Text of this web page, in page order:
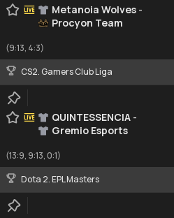
Metanoia Wolves -
Procyon Team
(9:13, 4:3)
CS2. Gamers Club Liga
QUINTESSENCIA -
Gremio Esports
(13:9, 9:13, 0:1)
Dota 2. EPL Masters